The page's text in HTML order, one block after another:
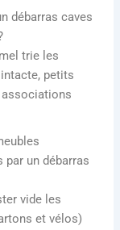
débarras caves
trie les
petits
associations
un débarras
vide les
et vélos)